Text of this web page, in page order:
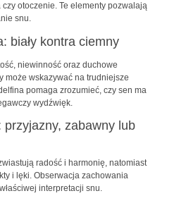
otoczenie. Te elementy pozwalają
snu.
biały kontra ciemny
niewinność oraz duchowe
może wskazywać na trudniejsze
pomaga zrozumieć, czy sen ma
wydźwięk.
zabawny lub
radość i harmonię, natomiast
i lęki. Obserwacja zachowania
interpretacji snu.